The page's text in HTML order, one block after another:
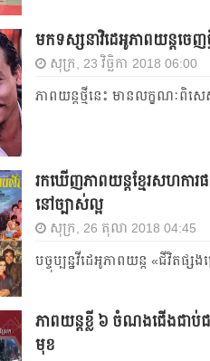
មកទស្សនាវិដេអូភាពយន្តចេញថ្
សុក្រ, 23 វិច្ឆិកា 2018 06:00
ភាពយន្តថ្មីនេះ មានលក្ខណៈពិស
រក​ឃើញ​ភាពយន្ត​ខ្មែរ​សហកា
នៅច្បាស់ល្អ
សុក្រ, 26 តុលា 2018 04:45
បច្ចុប្បន្នវីដេអូភាពយន្ត «ជីវិតផ្
ភាពយន្តខ្លី ៦ ចំណងជើងជាប់
មុខ